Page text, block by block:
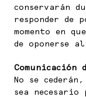
conservarán
responder de
momento en
de oponerse
Comunicación
No se
sea